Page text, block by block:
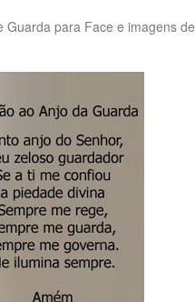
Guarda para Face e imagens